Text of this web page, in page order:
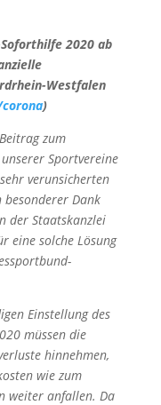
2020 ab
Westfalen
)
zum
Sportvereine
verunsicherten
Dank
der Staatskanzlei
eine solche Lösung
Einstellung des
müssen die
hinnehmen,
wie zum
weiter anfallen. Da